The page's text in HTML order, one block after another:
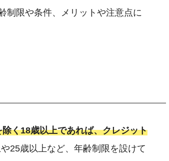
制限や条件、メリットや注意点に
く18歳以上であれば、クレジット
25歳以上など、年齢制限を設けて